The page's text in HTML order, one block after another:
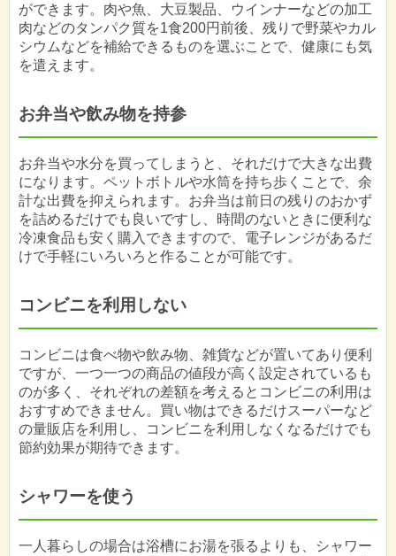
ができます。肉や魚、大豆製品、ウインナーなどの加工
肉などのタンパク質を1食200円前後、残りで野菜やカル
シウムなどを補給できるものを選ぶことで、健康にも気
を遣えます。
お弁当や飲み物を持参
お弁当や水分を買ってしまうと、それだけで大きな出費
になります。ペットボトルや水筒を持ち歩くことで、余
計な出費を抑えられます。お弁当は前日の残りのおかず
を詰めるだけでも良いですし、時間のないときに便利な
冷凍食品も安く購入できますので、電子レンジがあるだ
けで手軽にいろいろと作ることが可能です。
コンビニを利用しない
コンビニは食べ物や飲み物、雑貨などが置いてあり便利
ですが、一つ一つの商品の値段が高く設定されているも
のが多く、それぞれの差額を考えるとコンビニの利用は
おすすめできません。買い物はできるだけスーパーなど
の量販店を利用し、コンビニを利用しなくなるだけでも
節約効果が期待できます。
シャワーを使う
一人暮らしの場合は浴槽にお湯を張るよりも、シャワー